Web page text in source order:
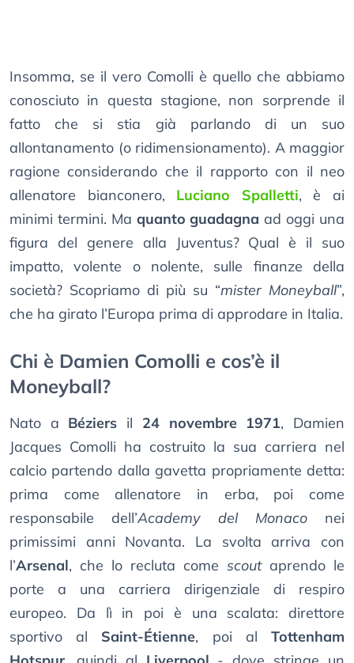
Insomma, se il vero Comolli è quello che abbiamo
conosciuto in questa stagione, non sorprende il
fatto che si stia già parlando di un suo
allontanamento (o ridimensionamento). A maggior
ragione considerando che il rapporto con il neo
allenatore bianconero, Luciano Spalletti, è ai
minimi termini. Ma quanto guadagna ad oggi una
figura del genere alla Juventus? Qual è il suo
impatto, volente o nolente, sulle finanze della
società? Scopriamo di più su “mister Moneyball”,
che ha girato l’Europa prima di approdare in Italia.
Chi è Damien Comolli e cos’è il
Moneyball?
Nato a Béziers il 24 novembre 1971, Damien
Jacques Comolli ha costruito la sua carriera nel
calcio partendo dalla gavetta propriamente detta:
prima come allenatore in erba, poi come
responsabile dell’Academy del Monaco nei
primissimi anni Novanta. La svolta arriva con
l’Arsenal, che lo recluta come scoutaprendo le
porte a una carriera dirigenziale di respiro
europeo. Da lì in poi è una scalata: direttore
sportivo al Saint-Étienne, poi alTottenham